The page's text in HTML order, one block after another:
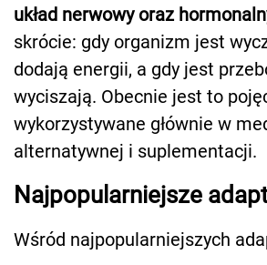
układ nerwowy oraz
skrócie: gdy organizm jest
dodają energii, a gdy jest
wyciszają. Obecnie jest to
wykorzystywane głównie w
alternatywnej i suplementacji.
Najpopularniejsze
Wśród najpopularniejszych